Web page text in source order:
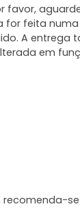
favor,
for feita
A entrega
em